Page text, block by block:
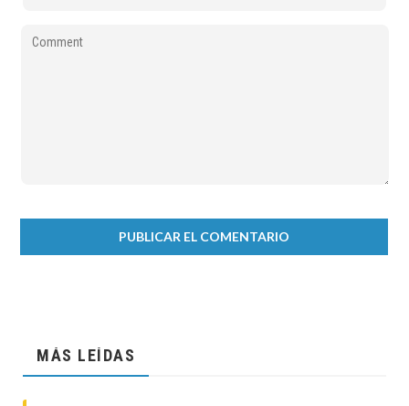
MÁS LEÍDAS